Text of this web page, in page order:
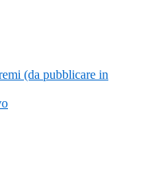
(da pubblicare in